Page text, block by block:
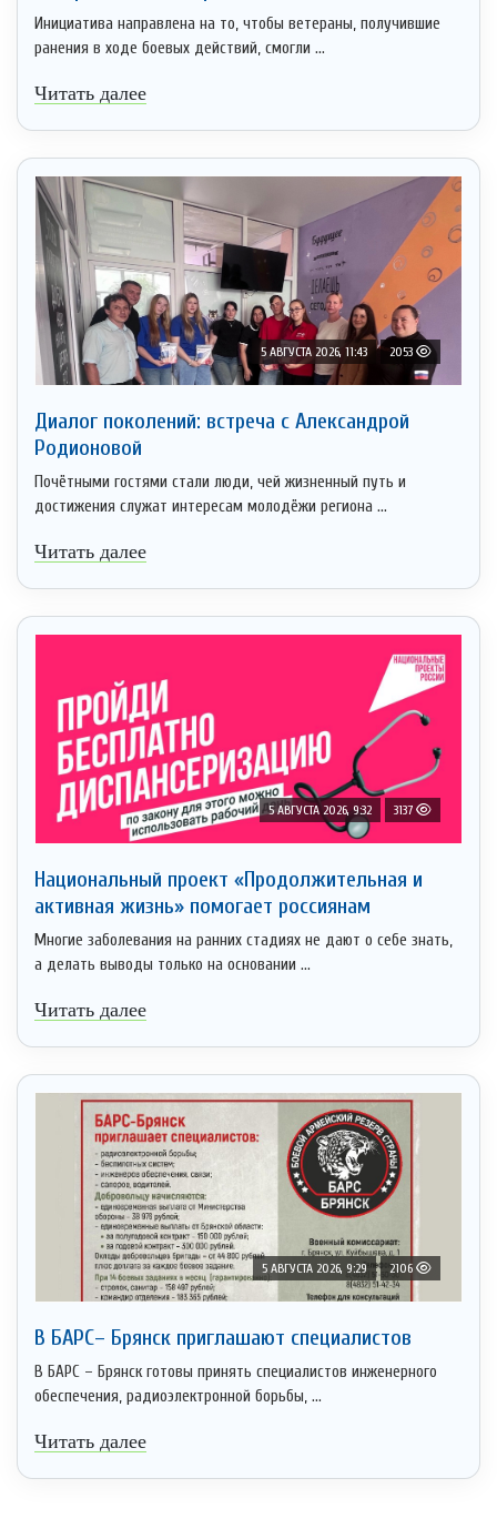
Инициатива направлена на то, чтобы ветераны, получившие
ранения в ходе боевых действий, смогли ...
Читать далее
5 АВГУСТА 2026, 11:43 2053
Диалог поколений: встреча с Александрой
Родионовой
Почётными гостями стали люди, чей жизненный путь и
достижения служат интересам молодёжи региона ...
Читать далее
5 АВГУСТА 2026, 9:32 3137
Национальный проект «Продолжительная и
активная жизнь» помогает россиянам
Многие заболевания на ранних стадиях не дают о себе знать,
а делать выводы только на основании ...
Читать далее
5 АВГУСТА 2026, 9:29 2106
В БАРС– Брянcк приглaшают cпециaлистoв
В БАРС – Брянск готовы принять специалистов инженерного
обеспечения, радиоэлектронной борьбы, ...
Читать далее